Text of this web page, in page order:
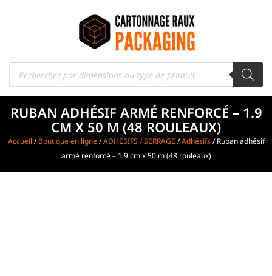
RUBAN ADHÉSIF ARMÉ RENFORCÉ – 1.9
CM X 50 M (48 ROULEAUX)
Accueil /Boutique en ligne/ADHESIFS / SERRAGE /Adhésifs/ Ruban adhésif
armé renforcé – 1.9 cm x 50 m (48 rouleaux)